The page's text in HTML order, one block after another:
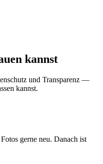
kannst
und Transparenz —
kannst.
gerne neu. Danach ist